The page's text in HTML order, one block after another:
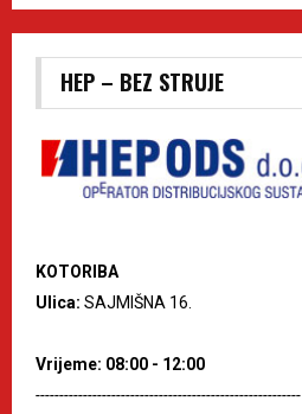
HEP – BEZ STRUJE
KOTORIBA
Ulica: SAJMIŠNA 16.
Vrijeme: 08:00 - 12:00
--------------------------------------------------------